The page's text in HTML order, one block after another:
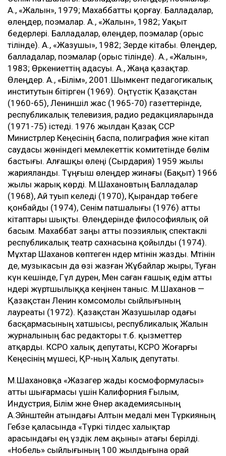
А., «Жалын», 1979; Махаббатты қорғау. Балладалар,
өлеңдер, поэмалар. А., «Жалын», 1982; Уақыт
бедерлері. Балладалар, өлеңдер, поэмалар (орыс
тілінде). А., «Жазушы», 1982; Зерде кітабы. Өлеңдер,
балладалар, поэмалар (орыс тілінде). А., «Жалын»,
1983; Өркениеттің адасуы. А., Жаңа қазақтар.
Өлеңдер. А., «Білім», 2001.Шымкент педагогикалық
институтын бітірген (1969). Оңтүстік Қазақстан
(1960-65), Лениншіл жас (1965-70) газеттерінде,
республикалық телевизия, радио редакцияларында
(1971-75) істеді. 1976 жылдан Қазақ ССР
Министрлер Кеңесінің баспа, полиграфия және кітап
саудасы жөніндегі мемлекеттік комитетінде бөлім
бастығы. Алғашқы өлеңі (Сырдария) 1959 жылы
жарияланды. Тұңғыш өлеңдер жинағы (Бақыт) 1966
жылы жарық көрді. М.Шахановтың Балладалар
(1968), Ай туып келеді (1970), Қырандар төбеге
қонбайды (1974), Сенім патшалығы (1976) атты
кітаптары шықты. Өлеңдерінде философиялық ой
басым. Махаббат заңы атты поэзиялық спектаклі
республикалық театр сахнасына қойылды (1974).
Мұхтар Шаханов көптеген әндер мәтінін жазды. Мәтінін
де, музыкасын да өзі жазған Жұбайлар жыры, Туған
күн кешінде, Гүл дәурен, Мен саған ғашық едім атты
әндері жүртшылыққа кеңінен таныс. М.Шаханов —
Қазақстан Ленин комсомолы сыйлығының
лауреаты (1972). Қазақстан Жазушылар одағы
басқармасының хатшысы, республикалық Жалын
журналының бас редакторы т.б. қызметтер
атқарды. КСРО халық депутаты, КСРО Жоғарғы
Кеңесінің мүшесі, ҚР-ның Халық депутаты.
М.Шахановқа «Жазагер жады космоформуласы»
атты шығармасы үшін Калифорния Ғылым,
Индустрия, Білім және Өнер академиясының
А.Эйнштейн атындағы Алтын медалі мен Түркияның
Гебзе қаласында «Түркі тілдес халықтар
арасындағы ең үздік әлем ақыны» атағы берілді.
«Нобель» сыйлығының 100 жылдығына орай